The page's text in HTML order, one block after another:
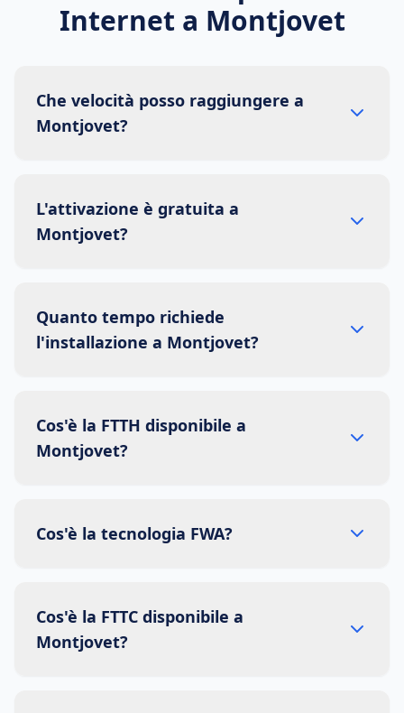
Internet a Montjovet
Che velocità posso raggiungere a
Montjovet?
L'attivazione è gratuita a
Montjovet?
Quanto tempo richiede
l'installazione a Montjovet?
Cos'è la FTTH disponibile a
Montjovet?
Cos'è la tecnologia FWA?
Cos'è la FTTC disponibile a
Montjovet?